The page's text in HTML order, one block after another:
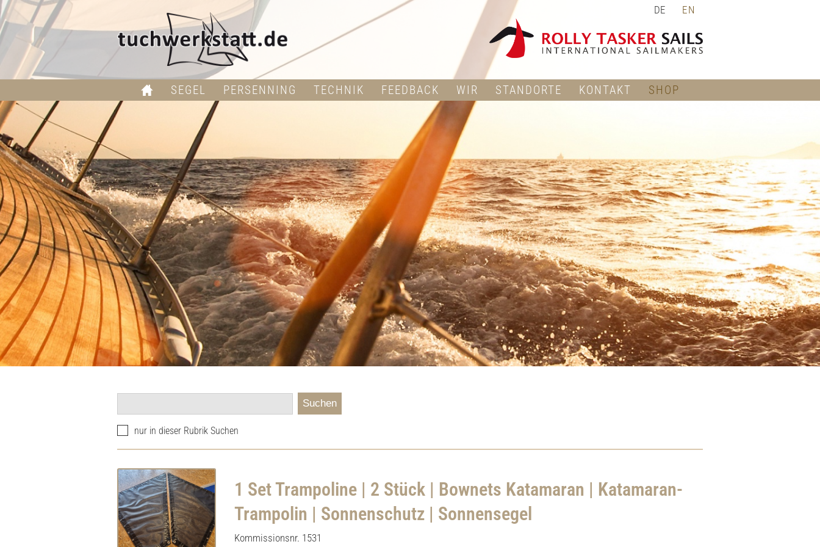
DE EN
SEGEL PERSENNING TECHNIK FEEDBACK WIR STANDORTE KONTAKT SHOP
Suchen
nur in dieser Rubrik Suchen
1 Set Trampoline | 2 Stück | Bownets Katamaran | Katamaran-
Trampolin | Sonnenschutz | Sonnensegel
Kommissionsnr. 1531